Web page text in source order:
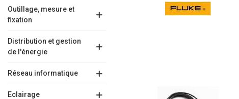
Outillage, mesure et
fixation
Distribution et gestion
de l'énergie
Réseau informatique
Eclairage